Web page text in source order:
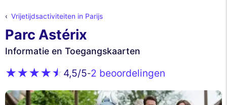
Vrijetijdsactiviteiten in Parijs
Parc Astérix
Informatie en Toegangskaarten
4,5/5-2 beoordelingen